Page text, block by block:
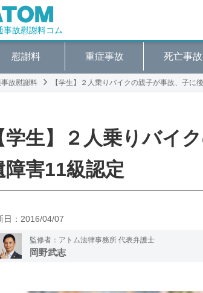
事故慰謝料コム
慰謝料 重症事故 死亡事故
故慰謝料 【学生】２人乗りバイクの親子が事故、子に
学生】２人乗りバイ
障害11級認定
日： 2016/04/07
監修者：アトム法律事務所 代表弁護士
岡野武志